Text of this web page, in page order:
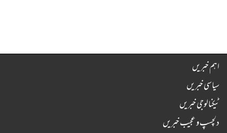
اہم خبریں
سیاسی خبریں
ٹیکنالوجی خبریں
دلچسپ و عجیب خبریں